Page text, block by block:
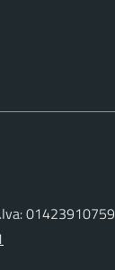
01423910759